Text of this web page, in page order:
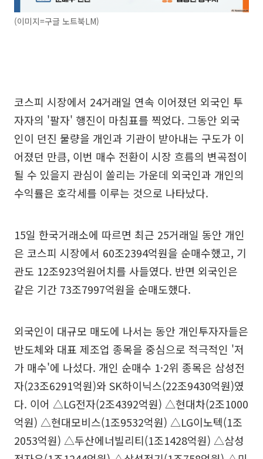
(이미지=구글 노트북LM)
코스피 시장에서 24거래일 연속 이어졌던 외국인 투
자자의 '팔자' 행진이 마침표를 찍었다. 그동안 외국
인이 던진 물량을 개인과 기관이 받아내는 구도가 이
어졌던 만큼, 이번 매수 전환이 시장 흐름의 변곡점이
될 수 있을지 관심이 쏠리는 가운데 외국인과 개인의
수익률은 호각세를 이루는 것으로 나타났다.
15일 한국거래소에 따르면 최근 25거래일 동안 개인
은 코스피 시장에서 60조2394억원을 순매수했고, 기
관도 12조923억원어치를 사들였다. 반면 외국인은
같은 기간 73조7997억원을 순매도했다.
외국인이 대규모 매도에 나서는 동안 개인투자자들은
반도체와 대표 제조업 종목을 중심으로 적극적인 '저
가 매수'에 나섰다. 개인 순매수 1·2위 종목은 삼성전
자(23조6291억원)와 SK하이닉스(22조9430억원)였
다. 이어 △LG전자(2조4392억원) △현대차(2조1000
억원) △현대모비스(1조9532억원) △LG이노텍(1조
2053억원) △두산에너빌리티(1조1428억원) △삼성